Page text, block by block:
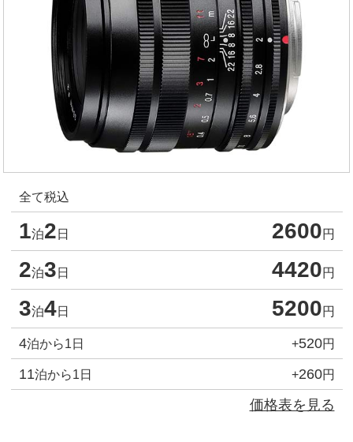
全て税込
1泊2 日 2600円
2泊3 日 4420円
3泊4日 5200円
4泊から1日 +520円
11泊から1日 +260円
価格表を見る